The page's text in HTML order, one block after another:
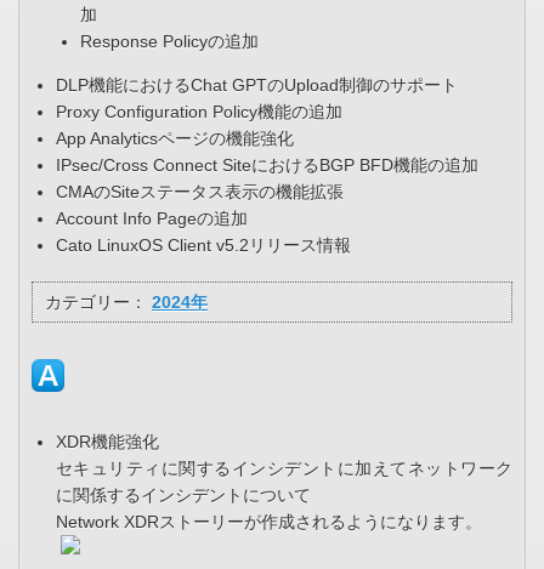
加
Response Policyの追加
DLP機能におけるChat GPTのUpload制御のサポート
Proxy Configuration Policy機能の追加
App Analyticsページの機能強化
IPsec/Cross Connect SiteにおけるBGP BFD機能の追加
CMAのSiteステータス表示の機能拡張
Account Info Pageの追加
Cato LinuxOS Client v5.2リリース情報
カテゴリー： 2024年
XDR機能強化
セキュリティに関するインシデントに加えてネットワーク
に関係するインシデントについて
Network XDRストーリーが作成されるようになります。